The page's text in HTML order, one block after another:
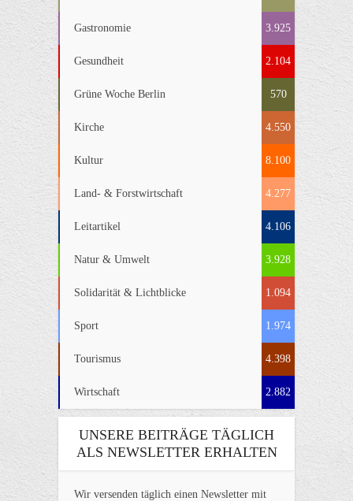
Gastronomie 3.925
Gesundheit 2.104
Grüne Woche Berlin 570
Kirche 4.550
Kultur 8.100
Land- & Forstwirtschaft 4.277
Leitartikel 4.106
Natur & Umwelt 3.928
Solidarität & Lichtblicke 1.094
Sport 1.974
Tourismus 4.398
Wirtschaft 2.882
UNSERE BEITRÄGE TÄGLICH
ALS NEWSLETTER ERHALTEN
Wir versenden täglich einen Newsletter mit